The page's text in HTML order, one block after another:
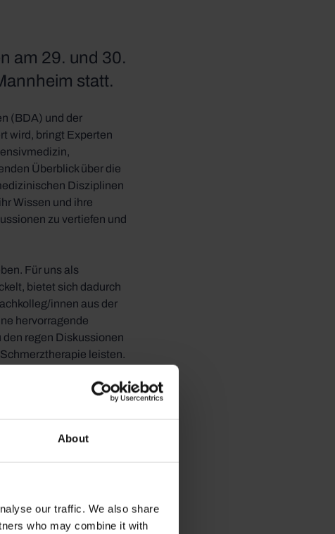
About
our traffic. We also share
who may combine it with
am 29. und 30.
statt.
(BDA) und der
wird, bringt Experten
Überblick über die
Disziplinen
Wissen und ihre
zu vertiefen und
Für uns als
bietet sich dadurch
innen aus der
hervorragende
regen Diskussionen
leisten.
vorstellt und gerne
verbessern können. Wir
und Kollegen die